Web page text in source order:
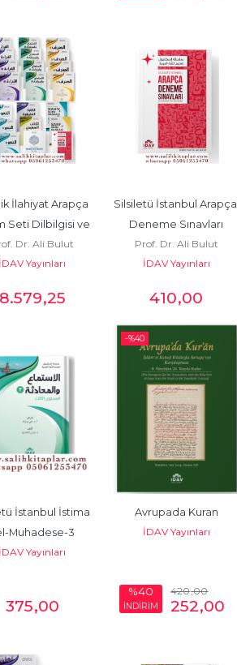
İlahiyat Arapça
Seti Dilbilgisi ve
Soru Bankalı
Dr. Ali Bulut
İDAV Yayınları
8.579,25
Silsiletü İstanbul Arapça
Deneme Sınavları
Prof. Dr. Ali Bulut
İDAV Yayınları
410,00
İstanbul İstima
Muhadese-3
İDAV Yayınları
375,00
-%40
Avrupada Kuran
İDAV Yayınları
%40
İNDİRİM
420,00
252,00